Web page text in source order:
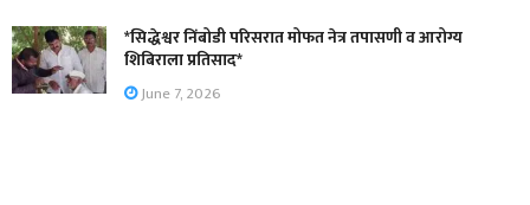
*सिद्धेश्वर निंबोडी परिसरात मोफत नेत्र तपासणी व आरोग्य
शिबिराला प्रतिसाद*
June 7, 2026